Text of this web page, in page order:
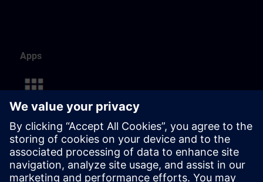
Apps
Diese Seite listet alle verfügbaren Apps auf.
Du kannst deine persönliche Navigation ganz einfach